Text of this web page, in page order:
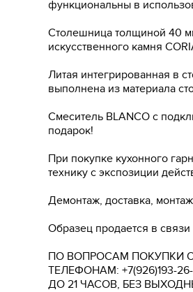
функциональны в
Столешница толщиной 40
искусственного камня
Литая интегрированная в
выполнена из материала
Смеситель BLANCO с
подарок!
При покупке кухонного
технику с экспозиции
Демонтаж, доставка,
Образец продается в
ПО ВОПРОСАМ ПОКУПКИ
ТЕЛЕФОНАМ: +7(926)193-26-
ДО 21 ЧАСОВ, БЕЗ